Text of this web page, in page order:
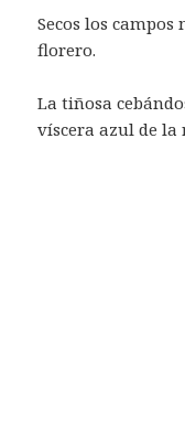
Secos los
florero.
La tiñosa
víscera azul de la